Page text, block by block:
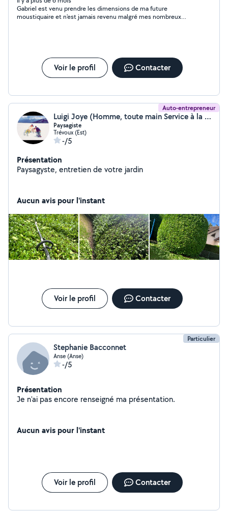
Gabriel est venu prendre les dimensions de ma future
moustiquaire et n'est jamais revenu malgré mes nombreux
Voir le profil Contacter
Auto-entrepreneur
Luigi Joye (Homme, toute main Service à la personne)
Paysagiste
Trévoux (Est)
-/5
Présentation
Paysagyste, entretien de votre jardin
Aucun avis pour l'instant
Voir le profil Contacter
Particulier
Stephanie Bacconnet
Anse (Anse)
-/5
Présentation
Je n'ai pas encore renseigné ma présentation.
Aucun avis pour l'instant
Voir le profil Contacter